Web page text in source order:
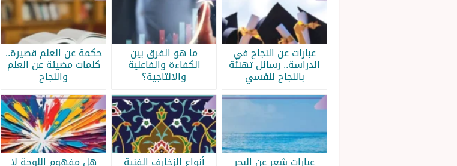
عبارات عن النجاح في
الدراسة.. رسائل تهنئة
بالنجاح لنفسي
ما هو الفرق بين
الكفاءة والفاعلية
والانتاجية؟
حكمة عن العلم قصيرة..
كلمات مضيئة عن العلم
والنجاح
عبارات شعر عن البحر أنواع الزخارف الفنية هل مفهوم اللوحة لا